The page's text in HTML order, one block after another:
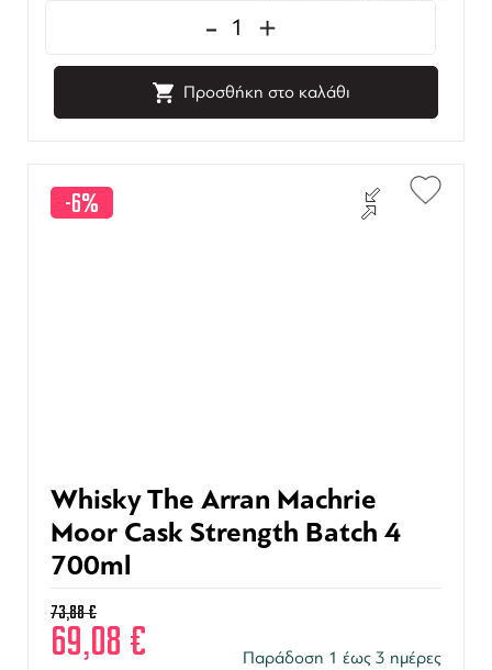
- +
Προσθήκη στο καλάθι
-6%
Whisky The Arran Machrie
Moor Cask Strength Batch 4
700ml
73,88€
69,08 € Παράδοση 1 έως 3 ημέρες